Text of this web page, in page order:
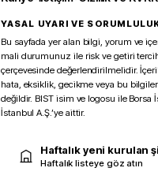
YASAL UYARI VE
Bu sayfada yer alan bilgi, yorum ve
mali durumunuz ile risk ve getiri
çerçevesinde değerlendirilmelidir.
hata, eksiklik, gecikme veya bu
değildir. BIST isim ve logosu ile Borsa
İstanbul A.Ş.’ye aittir.
Haftalık yeni kurulan
Haftalık listeye göz atın